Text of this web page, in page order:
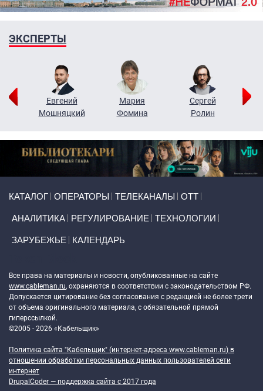
ЭКСПЕРТЫ
Евгений
Мошняцкий
Мария
Фомина
Сергей
Ролин
КАТАЛОГ ОПЕРАТОРЫ ТЕЛЕКАНАЛЫ ОТТ
АНАЛИТИКА РЕГУЛИРОВАНИЕ ТЕХНОЛОГИИ
ЗАРУБЕЖЬЕ КАЛЕНДАРЬ
Все права на материалы и новости, опубликованные на сайте
www.cableman.ru, охраняются в соответствии с законодательством РФ.
Допускается цитирование без согласования с редакцией не более трети
от объема оригинального материала, с обязательной прямой
гиперссылкой.
©2005 - 2026 «Кабельщик»
Политика сайта "Кабельщик" (интернет-адреса www.cableman.ru) в
отношении обработки персональных данных пользователей сети
интернет
DrupalCoder — поддержка сайта c 2017 года